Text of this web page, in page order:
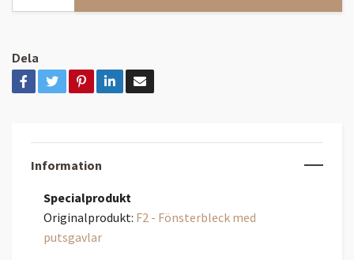
Dela
Information
Specialprodukt
Originalprodukt: F2 - Fönsterbleck med
putsgavlar